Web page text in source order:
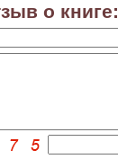
о книге: